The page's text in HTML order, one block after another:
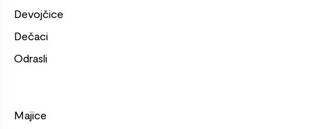
Devojčice
Dečaci
Odrasli
Majice